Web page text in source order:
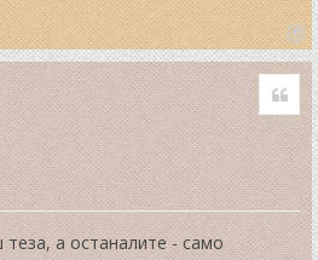
T
o
p
а останалите - само